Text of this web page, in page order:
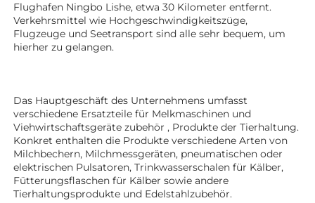
Flughafen Ningbo Lishe, etwa 30 Kilometer entfernt.
Verkehrsmittel wie Hochgeschwindigkeitszüge,
Flugzeuge und Seetransport sind alle sehr bequem, um
hierher zu gelangen.
Das Hauptgeschäft des Unternehmens umfasst
verschiedene Ersatzteile für Melkmaschinen und
Viehwirtschaftsgeräte zubehör , Produkte der Tierhaltung.
Konkret enthalten die Produkte verschiedene Arten von
Milchbechern, Milchmessgeräten, pneumatischen oder
elektrischen Pulsatoren, Trinkwasserschalen für Kälber,
Fütterungsflaschen für Kälber sowie andere
Tierhaltungsprodukte und Edelstahlzubehör.